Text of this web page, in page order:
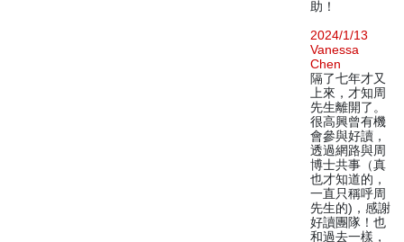
助！
2024/1/13
Vanessa
Chen
隔了七年才又
上來，才知周
先生離開了。
很高興曾有機
會參與好讀，
透過網路與周
博士共事（真
也才知道的，
一直只稱呼周
先生的)，感謝
好讀團隊！也
和過去一樣，